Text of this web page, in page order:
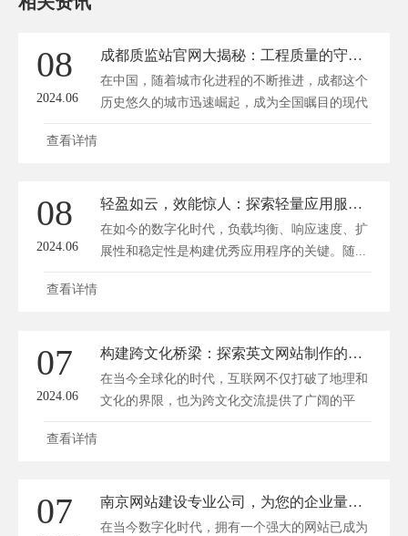
08
2024.06
成都质监站官网大揭秘：工程质量的守护者是如何炼成的？
在中国，随着城市化进程的不断推进，成都这个
历史悠久的城市迅速崛起，成为全国瞩目的现代
都...
查看详情
08
2024.06
轻盈如云，效能惊人：探索轻量应用服务器的无限可能
在如今的数字化时代，负载均衡、响应速度、扩
展性和稳定性是构建优秀应用程序的关键。随...
查看详情
07
2024.06
构建跨文化桥梁：探索英文网站制作的创新策略与全球影响力
在当今全球化的时代，互联网不仅打破了地理和
文化的界限，也为跨文化交流提供了广阔的平
台...
查看详情
07 南京网站建设专业公司，为您的企业量身定制一站式解决方案
在当今数字化时代，拥有一个强大的网站已成为